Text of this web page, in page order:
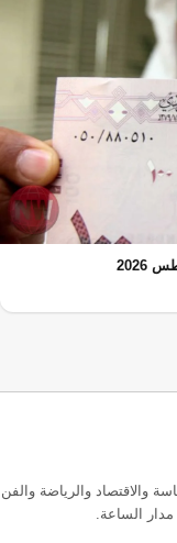
والاقتصاد والرياضة والفن
الساعة.